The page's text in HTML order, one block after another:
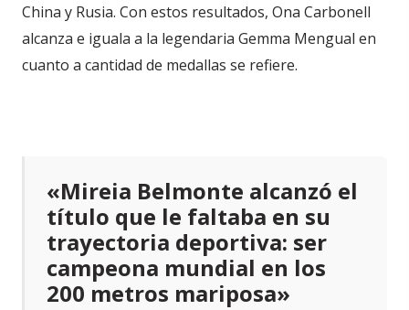
China y Rusia. Con estos resultados, Ona Carbonell
alcanza e iguala a la legendaria Gemma Mengual en
cuanto a cantidad de medallas se refiere.
«Mireia Belmonte alcanzó el
título que le faltaba en su
trayectoria deportiva: ser
campeona mundial en los
200 metros mariposa»